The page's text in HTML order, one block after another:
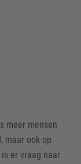
meer mensen
maar ook op
er vraag naar